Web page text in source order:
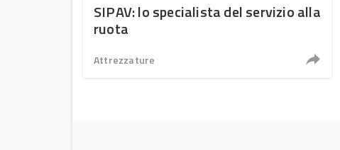
SIPAV: lo specialista del servizio alla
ruota
Attrezzature